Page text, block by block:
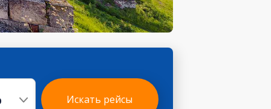
Искать рейсы